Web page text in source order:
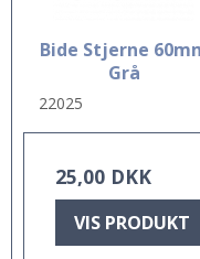
Bide Stjerne
Grå
22025
25,00 DKK
VIS PRODUKT